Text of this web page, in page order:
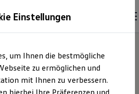
entdecken
und Oldtimer
Videoaufnahmen
Einstellungen
um Ihnen die bestmögliche
zu ermöglichen und
mit Ihnen zu verbessern.
hierbei Ihre Präferenzen und